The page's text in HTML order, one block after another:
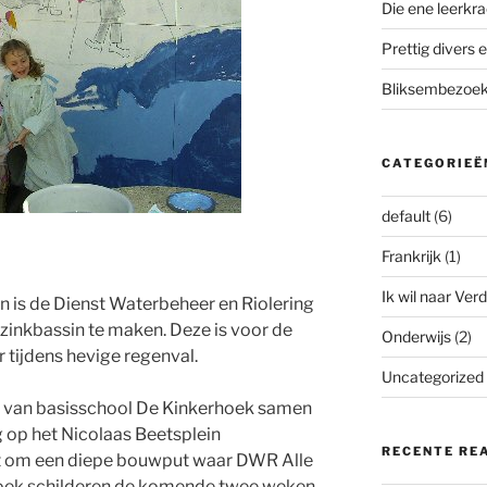
is de Dienst Waterbeheer en Riolering
te maken. Deze is voor de
hevige regenval.
basisschool De Kinkerhoek samen
het Nicolaas Beetsplein
een diepe bouwput waar DWR Alle
Die ene
Prettig divers
default(6)
Frankrijk (1)
Ik wil naar
Onderwijs(2)
Uncategorized
RECENTE